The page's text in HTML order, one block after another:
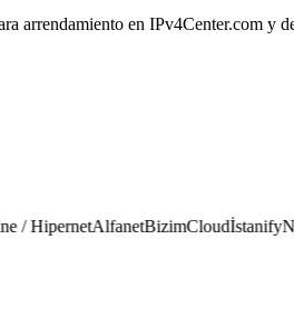
arrendamiento en IPv4Center.com y
HipernetAlfanetBizimCloudİstanify